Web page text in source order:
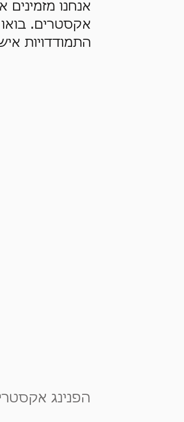
של
אחד ואחת
אנחנו
אקסטרים.
התמודדויות
הפנינג